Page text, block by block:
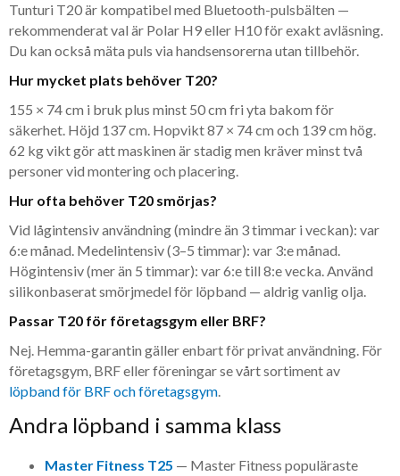
Tunturi T20 är kompatibel med Bluetooth-pulsbälten —
rekommenderat val är Polar H9 eller H10 för exakt avläsning.
Du kan också mäta puls via handsensorerna utan tillbehör.
Hur mycket plats behöver T20?
155 × 74 cm i bruk plus minst 50 cm fri yta bakom för
säkerhet. Höjd 137 cm. Hopvikt 87 × 74 cm och 139 cm hög.
62 kg vikt gör att maskinen är stadig men kräver minst två
personer vid montering och placering.
Hur ofta behöver T20 smörjas?
Vid lågintensiv användning (mindre än 3 timmar i veckan): var
6:e månad. Medelintensiv (3–5 timmar): var 3:e månad.
Högintensiv (mer än 5 timmar): var 6:e till 8:e vecka. Använd
silikonbaserat smörjmedel för löpband — aldrig vanlig olja.
Passar T20 för företagsgym eller BRF?
Nej. Hemma-garantin gäller enbart för privat användning. För
företagsgym, BRF eller föreningar se vårt sortiment av
löpband för BRF och företagsgym.
Andra löpband i samma klass
Master Fitness T25 — Master Fitness populäraste